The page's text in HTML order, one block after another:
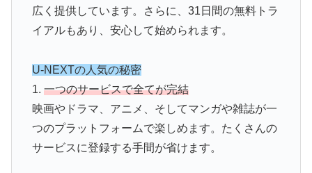
広く提供しています。さらに、31日間の無料トラ
イアルもあり、安心して始められます。
U-NEXTの人気の秘密
1. 一つのサービスで全てが完結
映画やドラマ、アニメ、そしてマンガや雑誌が一
つのプラットフォームで楽しめます。たくさんの
サービスに登録する手間が省けます。